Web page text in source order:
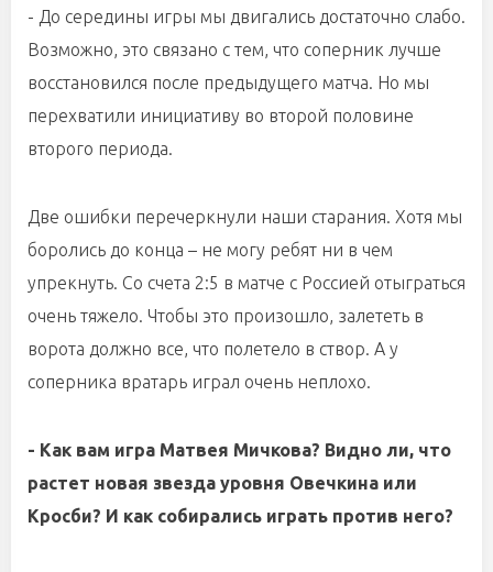
- До середины игры мы двигались достаточно слабо.
Возможно, это связано с тем, что соперник лучше
восстановился после предыдущего матча. Но мы
перехватили инициативу во второй половине
второго периода.
Две ошибки перечеркнули наши старания. Хотя мы
боролись до конца – не могу ребят ни в чем
упрекнуть. Со счета 2:5 в матче с Россией отыграться
очень тяжело. Чтобы это произошло, залететь в
ворота должно все, что полетело в створ. А у
соперника вратарь играл очень неплохо.
- Как вам игра Матвея Мичкова? Видно ли, что
растет новая звезда уровня Овечкина или
Кросби? И как собирались играть против него?